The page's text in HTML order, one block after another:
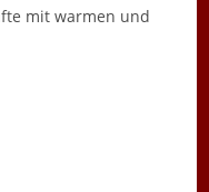
mit warmen und